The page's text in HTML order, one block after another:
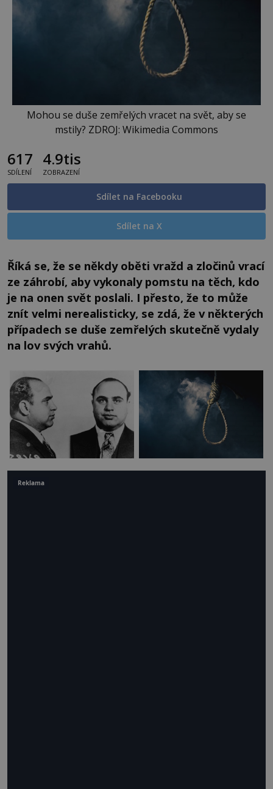
Mohou se duše zemřelých vracet na svět, aby se
mstily? ZDROJ: Wikimedia Commons
617
SDÍLENÍ
4.9tis
ZOBRAZENÍ
Sdílet na Facebooku
Sdílet na X
Říká se, že se někdy oběti vražd a zločinů vrací
ze záhrobí, aby vykonaly pomstu na těch, kdo
je na onen svět poslali. I přesto, že to může
znít velmi nerealisticky, se zdá, že v některých
případech se duše zemřelých skutečně vydaly
na lov svých vrahů.
Reklama